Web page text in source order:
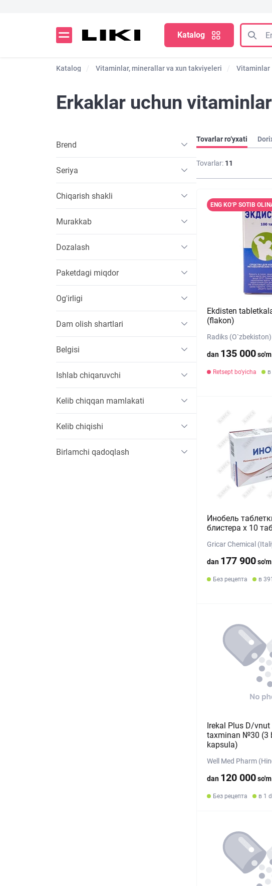
Katalog
Katalog Vitaminlar, minerallar va xun takviyeleri Vitaminlar
Erkaklar uchun vitaminlar
Brend
Seriya
Chiqarish shakli
Murakkab
Dozalash
Paketdagi miqdor
Og'irligi
Dam olish shartlari
Belgisi
Ishlab chiqaruvchi
Kelib chiqqan mamlakati
Kelib chiqishi
Birlamchi qadoqlash
Tovarlar ro‘yxati
Tovarlar: 11
ENG KO‘P SOTIB
Ekdisten
(flakon)
Radiks (O`zbekiston)
dan 135 000so'm
Retsept bo'yicha
Инобель
блистера х 10
Gricar Chemical
dan 177 900so'm
Без рецепта в
Irekal Plus D/
taxminan №30 (3
kapsula)
Well Med Pharm
dan 120 000so'm
Без рецепта в 1